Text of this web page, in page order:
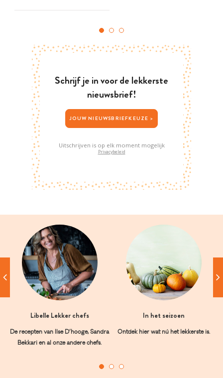
Schrijf je in voor de lekkerste
nieuwsbrief!
JOUW NIEUWSBRIEFKEUZE >
Uitschrijven is op elk moment mogelijk
Privacybeleid
Libelle Lekker chefs
De recepten van Ilse D’hooge, Sandra
Bekkari en al onze andere chefs.
In het seizoen
Ontdek hier wat nú het lekkerste is.